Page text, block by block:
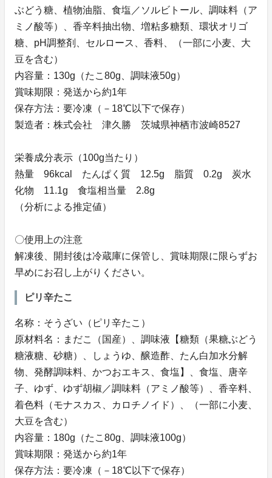
ぶどう糖、植物油脂、食塩／ソルビトール、調味料（ア
ミノ酸等）、香辛料抽出物、増粘多糖類、環状オリゴ
糖、pH調整剤、セルロース、香料、（一部に小麦、大
豆を含む）
内容量：130g（たこ80g、調味液50g）
賞味期限：発送から約1年
保存方法：要冷凍（－18℃以下で保存）
製造者：株式会社 津久勝 茨城県神栖市波崎8527
栄養成分表示（100g当たり）
熱量 96kcal たんぱく質 12.5g 脂質 0.2g 炭水
化物 11.1g 食塩相当量 2.8g
（分析による推定値）
〇使用上の注意
解凍後、開封後は冷蔵庫に保管し、賞味期限に限らずお
早めにお召し上がりください。
ピリ辛たこ
名称：そうざい（ピリ辛たこ）
原材料名：まだこ（国産）、調味液【糖類（果糖ぶどう
糖液糖、砂糖）、しょうゆ、醸造酢、たん白加水分解
物、発酵調味料、かつおエキス、食塩】、食塩、唐辛
子、ゆず、ゆず胡椒／調味料（アミノ酸等）、香辛料、
着色料（モナスカス、カロチノイド）、（一部に小麦、
大豆を含む）
内容量：180g（たこ80g、調味液100g）
賞味期限：発送から約1年
保存方法：要冷凍（－18℃以下で保存）